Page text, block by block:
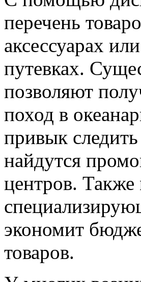
перечень
аксессуарах
путевках.
позволяют
поход в
привык
найдутся
центров.
экономит
товаров.